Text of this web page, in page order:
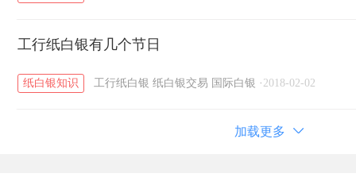
工行纸白银有几个节日
纸白银知识 工行纸白银 纸白银交易 国际白银 · 2018-02-02
加载更多